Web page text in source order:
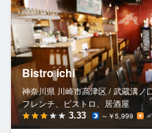
Bistro ichi
神奈川県 川崎市高津区 / 武蔵溝ノ
フレンチ、ビストロ、居酒屋
3.33 ～￥5,999 －